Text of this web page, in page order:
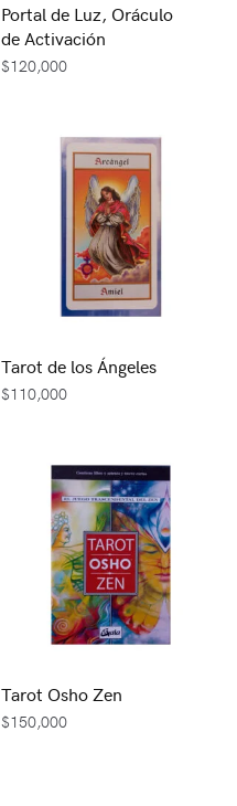
Portal de Luz, Oráculo
de Activación
$120,000
Tarot de los Ángeles
$110,000
Tarot Osho Zen
$150,000